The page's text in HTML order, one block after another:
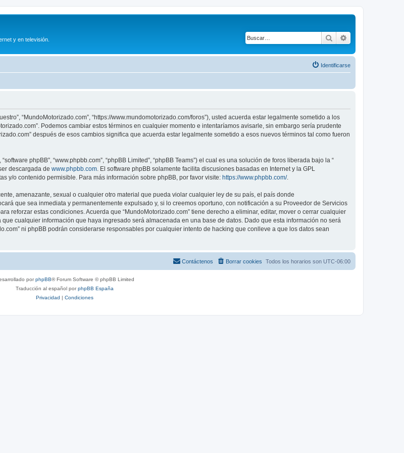
y en televisión. Buscar
Identificarse
“MundoMotorizado.com”, “https://www.mundomotorizado.com/foros”), usted acuerda estar legalmente sometido a los
Podemos cambiar estos términos en cualquier momento e intentaríamos avisarle, sin embargo sería prudente
después de esos cambios significa que acuerda estar legalmente sometido a esos nuevos términos tal como fueron
phpBB”, “www.phpbb.com”, “phpBB Limited”, “phpBB Teams”) el cual es una solución de foros liberada bajo la “
descargada de www.phpbb.com . El software phpBB solamente facilita discusiones basadas en Internet y la GPL
y/o contenido permisible. Para más información sobre phpBB, por favor visite: https://www.phpbb.com/.
amenazante, sexual o cualquier otro material que pueda violar cualquier ley de su país, el país donde
que sea inmediata y permanentemente expulsado y, si lo creemos oportuno, con notificación a su Proveedor de Servicios
reforzar estas condiciones. Acuerda que “MundoMotorizado.com” tiene derecho a eliminar, editar, mover o cerrar cualquier
cualquier información que haya ingresado será almacenada en una base de datos. Dado que esta información no será
ni phpBB podrán considerarse responsables por cualquier intento de hacking que conlleve a que los datos sean
Todos los horarios son UTC-06:00
Borrar cookies
Contáctenos
porphpBB® Forum Software © phpBB Limited
Traducción al español porphpBB España
Privacidad | Condiciones